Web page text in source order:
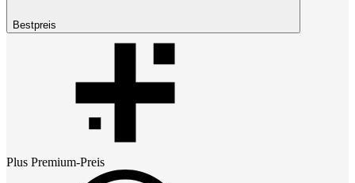
Bestpreis
Plus Premium-Preis